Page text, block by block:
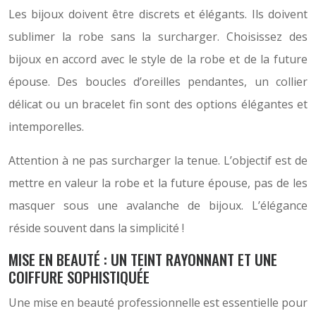
Les bijoux doivent être discrets et élégants. Ils doivent
sublimer la robe sans la surcharger. Choisissez des
bijoux en accord avec le style de la robe et de la future
épouse. Des boucles d’oreilles pendantes, un collier
délicat ou un bracelet fin sont des options élégantes et
intemporelles.
Attention à ne pas surcharger la tenue. L’objectif est de
mettre en valeur la robe et la future épouse, pas de les
masquer sous une avalanche de bijoux. L’élégance
réside souvent dans la simplicité !
MISE EN BEAUTÉ : UN TEINT RAYONNANT ET UNE
COIFFURE SOPHISTIQUÉE
Une mise en beauté professionnelle est essentielle pour